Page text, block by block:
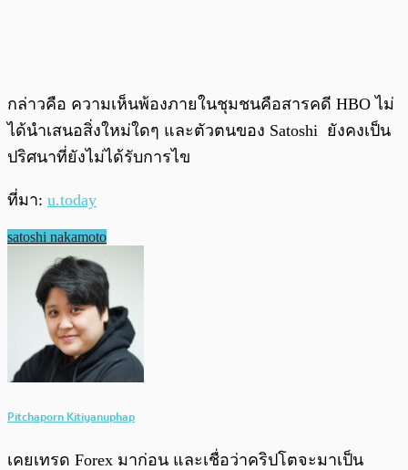
กล่าวคือ ความเห็นพ้องภายในชุมชนคือสารคดี HBO ไม่
ได้นำเสนอสิ่งใหม่ใดๆ และตัวตนของ Satoshi ยังคงเป็น
ปริศนาที่ยังไม่ได้รับการไข
ที่มา: u.today
satoshi nakamoto
Pitchaporn Kitiyanuphap
เคยเทรด Forex มาก่อน และเชื่อว่าคริปโตจะมาเป็น